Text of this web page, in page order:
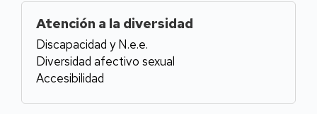
Atención a la diversidad
Discapacidad y N.e.e.
Diversidad afectivo sexual
Accesibilidad